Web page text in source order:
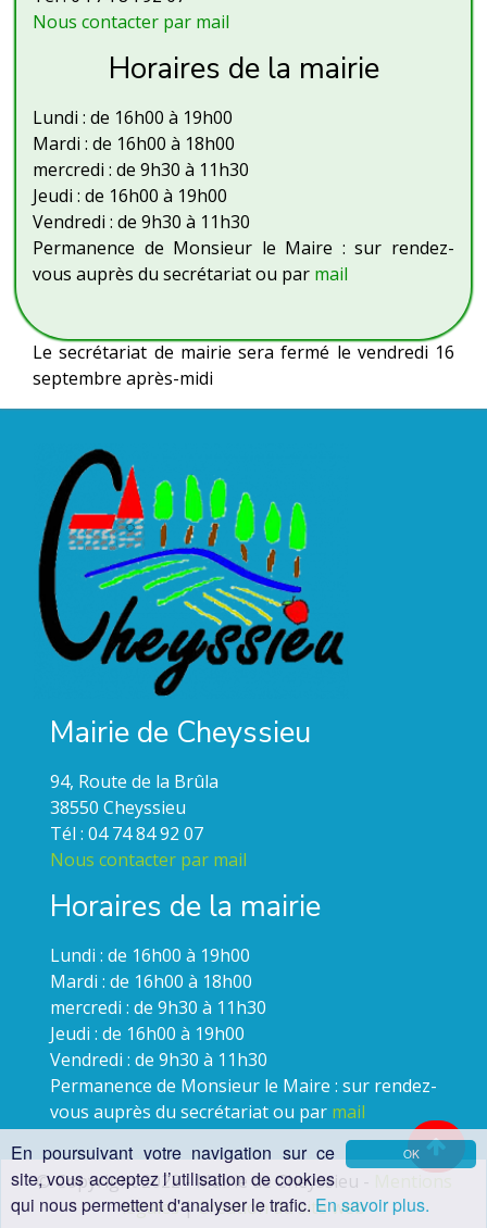
OK
En poursuivant votre navigation sur ce
site, vous acceptez l’utilisation de cookies
qui nous permettent d'analyser le trafic. En savoir plus.
Nous contacter par mail
Horaires de la mairie
Lundi : de 16h00 à 19h00
Mardi : de 16h00 à 18h00
mercredi : de 9h30 à 11h30
Jeudi : de 16h00 à 19h00
Vendredi : de 9h30 à 11h30
Permanence de Monsieur le Maire : sur rendez-
vous auprès du secrétariat ou par mail
Le secrétariat de mairie sera fermé le vendredi 16
septembre après-midi
Mairie de Cheyssieu
94, Route de la Brûla
38550 Cheyssieu
Tél : 04 74 84 92 07
Nous contacter par mail
Horaires de la mairie
Lundi : de 16h00 à 19h00
Mardi : de 16h00 à 18h00
mercredi : de 9h30 à 11h30
Jeudi : de 16h00 à 19h00
Vendredi : de 9h30 à 11h30
Permanence de Monsieur le Maire : sur rendez-
vous auprès du secrétariat ou par mail
© Copyright 2022 - Mairie de Cheyssieu -
légales|Création du site web